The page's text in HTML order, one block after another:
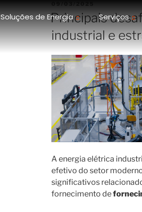
Soluções de Energia Serviços
09/03/2025
Principais
industrial e
A energia elétrica
efetivo do setor
significativos
fornecimento de